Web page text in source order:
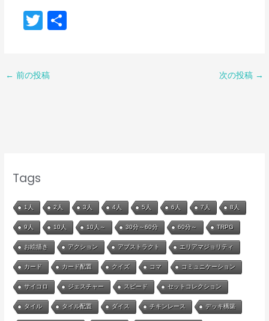
T
w
er
共
← 前の投稿 次の投稿 →
Tags
1人 2人 3人 4人 5人 6人 7人 8人
9人 10人 10人～ 30分～60分 60分～ TRPG
お絵描き アクション アブストラクト エリアマジョリティ
カード カード配置 クイズ コマ コミュニケーション
サイコロ ジェスチャー スピード セットコレクション
タイル タイル配置 ダイス チキンレース デッキ構築